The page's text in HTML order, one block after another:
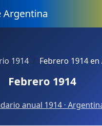
Argentina
1914 Febrero 1914
Febrero 1914
anual 1914 ·